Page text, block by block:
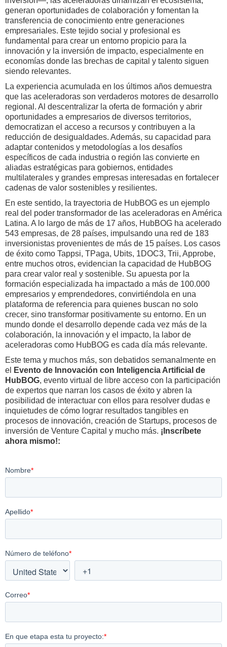
generan oportunidades de colaboración y fomentan la
transferencia de conocimiento entre generaciones
empresariales. Este tejido social y profesional es
fundamental para crear un entorno propicio para la
innovación y la inversión de impacto, especialmente en
economías donde las brechas de capital y talento siguen
siendo relevantes.
La experiencia acumulada en los últimos años demuestra
que las aceleradoras son verdaderos motores de desarrollo
regional. Al descentralizar la oferta de formación y abrir
oportunidades a empresarios de diversos territorios,
democratizan el acceso a recursos y contribuyen a la
reducción de desigualdades. Además, su capacidad para
adaptar contenidos y metodologías a los desafíos
específicos de cada industria o región las convierte en
aliadas estratégicas para gobiernos, entidades
multilaterales y grandes empresas interesadas en fortalecer
cadenas de valor sostenibles y resilientes.
En este sentido, la trayectoria de HubBOG es un ejemplo
real del poder transformador de las aceleradoras en América
Latina. A lo largo de más de 17 años, HubBOG ha acelerado
543 empresas, de 28 países, impulsando una red de 183
inversionistas provenientes de más de 15 países. Los casos
de éxito como Tappsi, TPaga, Ubits, 1DOC3, Trii, Approbe,
entre muchos otros, evidencian la capacidad de HubBOG
para crear valor real y sostenible. Su apuesta por la
formación especializada ha impactado a más de 100.000
empresarios y emprendedores, convirtiéndola en una
plataforma de referencia para quienes buscan no solo
crecer, sino transformar positivamente su entorno. En un
mundo donde el desarrollo depende cada vez más de la
colaboración, la innovación y el impacto, la labor de
aceleradoras como HubBOG es cada día más relevante.
Este tema y muchos más, son debatidos semanalmente en
el
Evento de Innovación con Inteligencia Artificial de
HubBOG, evento virtual de libre acceso con la participación
de expertos que narran los casos de éxito y abren la
posibilidad de interactuar con ellos para resolver dudas e
inquietudes de cómo lograr resultados tangibles en
procesos de innovación, creación de Startups, procesos de
inversión de Venture Capital y mucho más. ¡Inscríbete
ahora mismo!: